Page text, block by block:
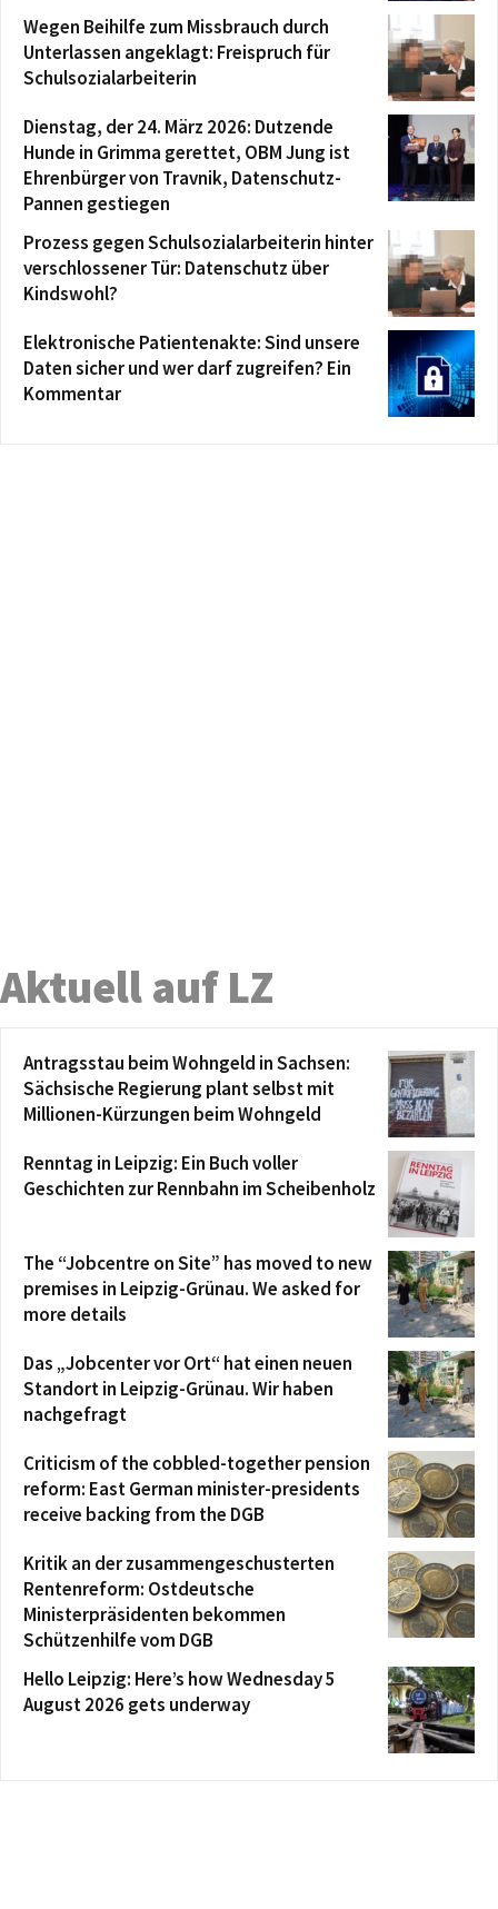
Wegen Beihilfe zum Missbrauch durch
Unterlassen angeklagt: Freispruch für
Schulsozialarbeiterin
Dienstag, der 24. März 2026: Dutzende
Hunde in Grimma gerettet, OBM Jung ist
Ehrenbürger von Travnik, Datenschutz-
Pannen gestiegen
Prozess gegen Schulsozialarbeiterin hinter
verschlossener Tür: Datenschutz über
Kindswohl?
Elektronische Patientenakte: Sind unsere
Daten sicher und wer darf zugreifen? Ein
Kommentar
Aktuell auf LZ
Antragsstau beim Wohngeld in Sachsen:
Sächsische Regierung plant selbst mit
Millionen-Kürzungen beim Wohngeld
Renntag in Leipzig: Ein Buch voller
Geschichten zur Rennbahn im Scheibenholz
The “Jobcentre on Site” has moved to new
premises in Leipzig-Grünau. We asked for
more details
Das „Jobcenter vor Ort“ hat einen neuen
Standort in Leipzig-Grünau. Wir haben
nachgefragt
Criticism of the cobbled-together pension
reform: East German minister-presidents
receive backing from the DGB
Kritik an der zusammengeschusterten
Rentenreform: Ostdeutsche
Ministerpräsidenten bekommen
Schützenhilfe vom DGB
Hello Leipzig: Here’s how Wednesday 5
August 2026 gets underway